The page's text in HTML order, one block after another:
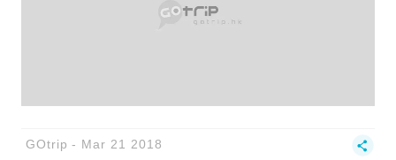
GOtrip Mar 21 2018